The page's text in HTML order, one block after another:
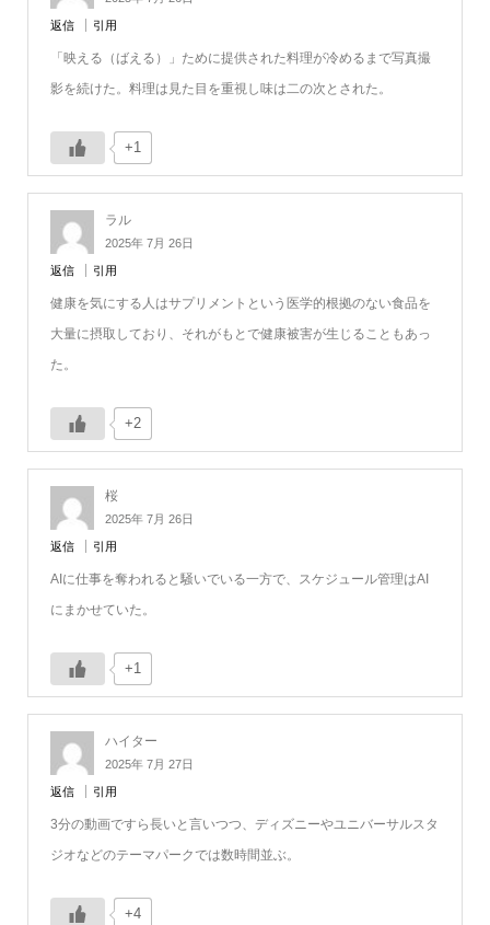
返信 引用
「映える（ばえる）」ために提供された料理が冷めるまで写真撮
影を続けた。料理は見た目を重視し味は二の次とされた。
+1
ラル
2025年 7月 26日
返信 引用
健康を気にする人はサプリメントという医学的根拠のない食品を
大量に摂取しており、それがもとで健康被害が生じることもあっ
た。
+2
桜
2025年 7月 26日
返信 引用
AIに仕事を奪われると騒いでいる一方で、スケジュール管理はAI
にまかせていた。
+1
ハイター
2025年 7月 27日
返信 引用
3分の動画ですら長いと言いつつ、ディズニーやユニバーサルスタ
ジオなどのテーマパークでは数時間並ぶ。
+4